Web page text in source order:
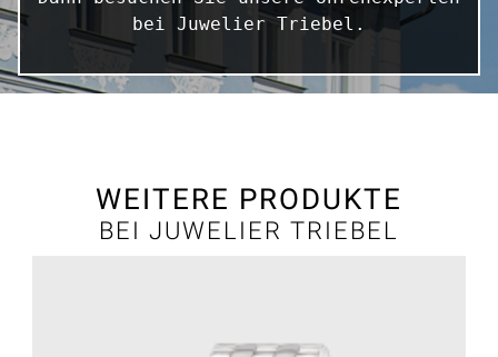
bei Juwelier Triebel.
WEITERE PRODUKTE
BEI JUWELIER TRIEBEL